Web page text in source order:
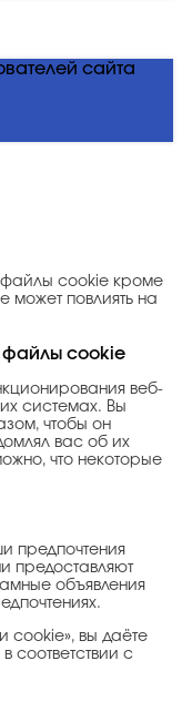
сайта
файлы cookie кроме
может повлиять на
файлы cookie
веб-
системах. Вы
чтобы он
вас об их
что некоторые
предпочтения
предоставляют
объявления
cookie», вы даёте
соответствии с